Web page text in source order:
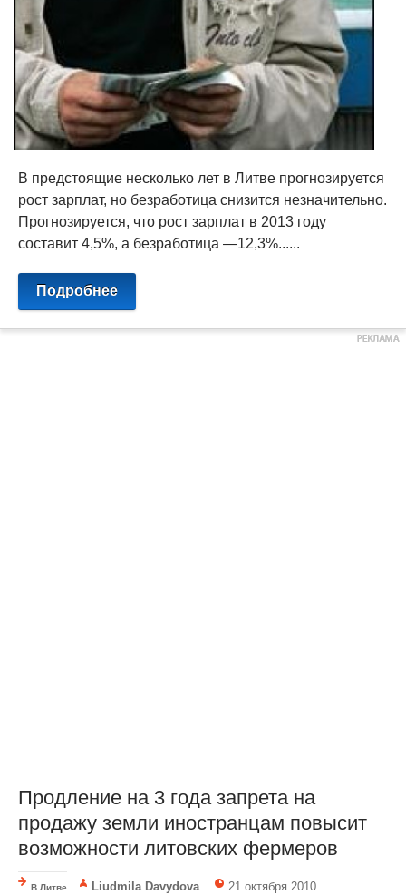
В предстоящие несколько лет в Литве прогнозируется
рост зарплат, но безработица снизится незначительно.
Прогнозируется, что рост зарплат в 2013 году
составит 4,5%, а безработица —12,3%......
Подробнее
Продление на 3 года запрета на
продажу земли иностранцам повысит
возможности литовских фермеров
В Литве Liudmila Davydova 21 октября 2010